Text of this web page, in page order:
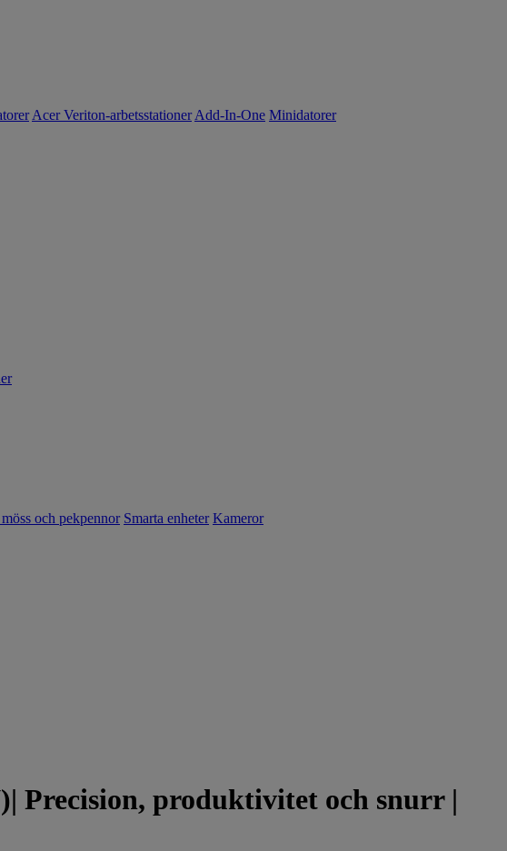
Acer Veriton-arbetsstationer Add-In-One Minidatorer
och pekpennor Smarta enheter Kameror
Precision, produktivitet och snurr |